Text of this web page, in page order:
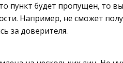
пункт будет пропущен, то
Например, не сможет
за доверителя.